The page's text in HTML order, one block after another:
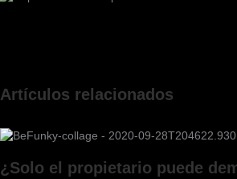
Artículos relacionados
¿Solo el propietario puede